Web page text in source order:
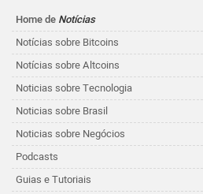
Home de Notícias
Notícias sobre Bitcoins
Notícias sobre Altcoins
Noticias sobre Tecnologia
Noticias sobre Brasil
Noticias sobre Negócios
Podcasts
Guias e Tutoriais